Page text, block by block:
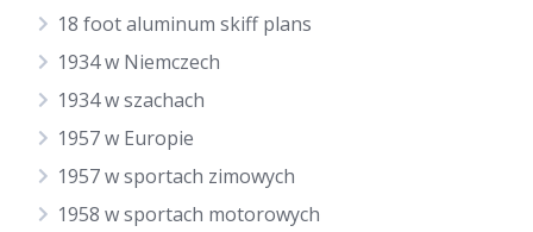
18 foot aluminum skiff plans
1934 w Niemczech
1934 w szachach
1957 w Europie
1957 w sportach zimowych
1958 w sportach motorowych